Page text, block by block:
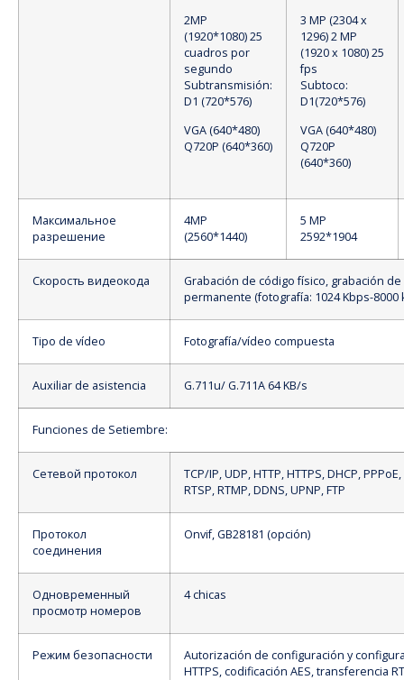
2MP
(1920*1080) 25
cuadros por
segundo
Subtransmisión:
D1 (720*576)
VGA (640*480)
Q720P (640*360)
3 MP (2304 x
1296) 2 MP
(1920 x 1080) 25
fps
Subtoco:
D1(720*576)
VGA (640*480)
Q720P
(640*360)
Максимальное
разрешение
4MP
(2560*1440)
5 MP
2592*1904
Скорость видеокода
Grabación de código físico, grabación
permanente (fotografía: 1024 Kbps-8000
Tipo de vídeo Fotografía/vídeo compuesta
Auxiliar de asistencia G.711u/ G.711A 64 KB/s
Funciones de Setiembre:
Сетевой протокол
TCP/IP, UDP, HTTP, HTTPS, DHCP,
RTSP, RTMP, DDNS, UPNP, FTP
Протокол
соединения
Onvif, GB28181 (opción)
Одновременный
просмотр номеров
4 chicas
Режим безопасности
Autorización de configuración y
HTTPS, codificación AES, transferencia